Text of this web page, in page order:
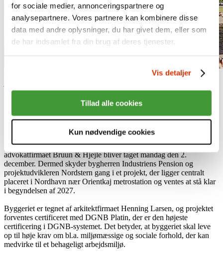
for sociale medier, annonceringspartnere og
analysepartnere. Vores partnere kan kombinere disse
data med andre oplysninger, du har givet dem, eller som
de har indsamlet fra din brug af deres tjenester.
Vis detaljer
Tillad alle cookies
Kun nødvendige cookies
Bruun & Hjejles kommende domicil i Nordhavn. Illustration:
02.12.24
plads, og i løbet af de kommende år vil et nyt platin-certificeret
kontordomicil skyde op i Nordhavn i København.
Første spadestik til byggeriet af et nyt kontordomicil til
advokatfirmaet Bruun & Hjejle bliver taget mandag den 2.
december. Dermed skyder bygherren Industriens Pension og
projektudvikleren Nordstern gang i et projekt, der ligger centralt
placeret i Nordhavn nær Orientkaj metrostation og ventes at stå klar
i begyndelsen af 2027.
Byggeriet er tegnet af arkitektfirmaet Henning Larsen, og projektet
forventes certificeret med DGNB Platin, der er den højeste
certificering i DGNB-systemet. Det betyder, at byggeriet skal leve
op til høje krav om bl.a. miljømæssige og sociale forhold, der kan
medvirke til et behageligt arbejdsmiljø.